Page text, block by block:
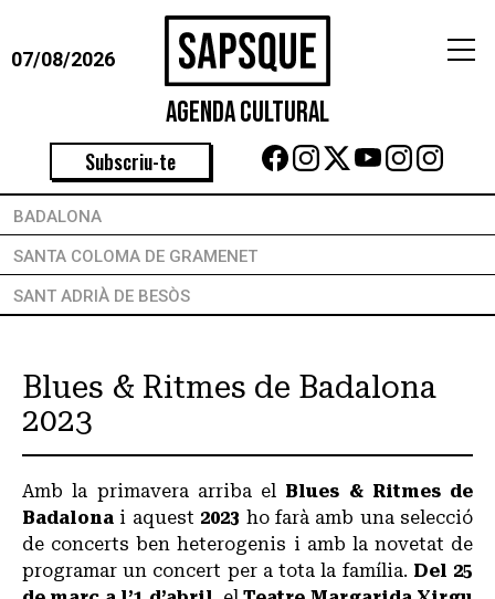
07/08/2026
Agenda Cultural
Subscriu-te
BADALONA
SANTA COLOMA DE GRAMENET
SANT ADRIÀ DE BESÒS
Blues & Ritmes de Badalona
2023
Amb la primavera arriba el Blues & Ritmes de
Badalona i aquest 2023 ho farà amb una selecció
de concerts ben heterogenis i amb la novetat de
programar un concert per a tota la família. Del 25